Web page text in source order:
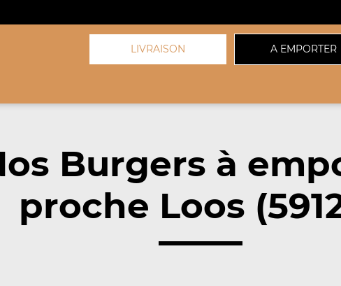
LIVRAISON A EMPORTER
Burgers à
proche Loos